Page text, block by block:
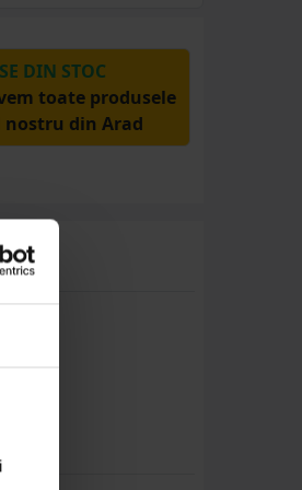
DIN STOC
toate produsele
din Arad